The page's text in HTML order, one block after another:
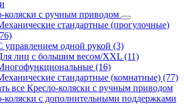
коляски с ручным приводом
стандартные (прогулочные)
управлением одной рукой (3)
лиц с большим весом/XXL (11)
(16)
стандартные (комнатные) (77)
все Кресло-коляски с ручным приводом
коляски с дополнительными поддержками